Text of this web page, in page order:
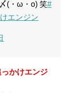
(・ω・o) 笑#
エンジン
かけエンジ